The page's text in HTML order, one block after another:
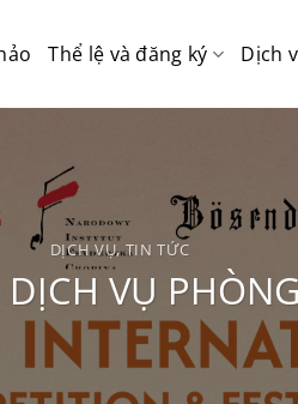
Thể lệ và đăng ký Dịch
DỊCH VỤ,TIN TỨC
VỤ